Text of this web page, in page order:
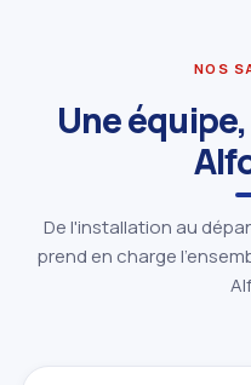
NOS
Une
De l'installation au
prend en charge